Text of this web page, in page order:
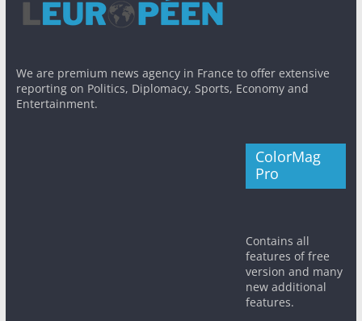
We are premium news agency in France to offer extensive
reporting on Politics, Diplomacy, Sports, Economy and
Entertainment.
ColorMag
Pro
Contains all
features of free
version and many
new additional
features.